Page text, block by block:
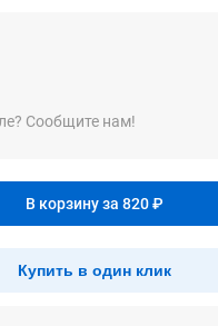
Сообщите нам!
В корзину за 820 ₽
Купить в один клик